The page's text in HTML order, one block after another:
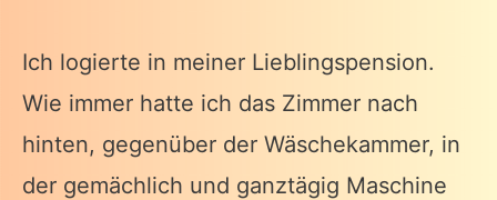
Ich logierte in meiner Lieblingspension.
Wie immer hatte ich das Zimmer nach
hinten, gegenüber der Wäschekammer, in
der gemächlich und ganztägig Maschine